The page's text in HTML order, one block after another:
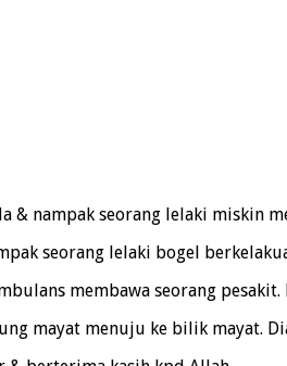
& nampak seorang lelaki miskin
seorang lelaki bogel
membawa seorang
mayat menuju ke bilik mayat.